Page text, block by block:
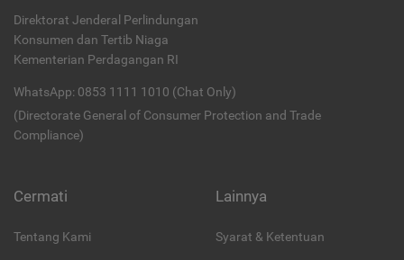
Direktorat Jenderal Perlindungan
Konsumen dan Tertib Niaga
Kementerian Perdagangan RI
WhatsApp: 0853 1111 1010 (Chat Only)
(Directorate General of Consumer Protection and Trade
Compliance)
Cermati
Tentang Kami
Lainnya
Syarat & Ketentuan